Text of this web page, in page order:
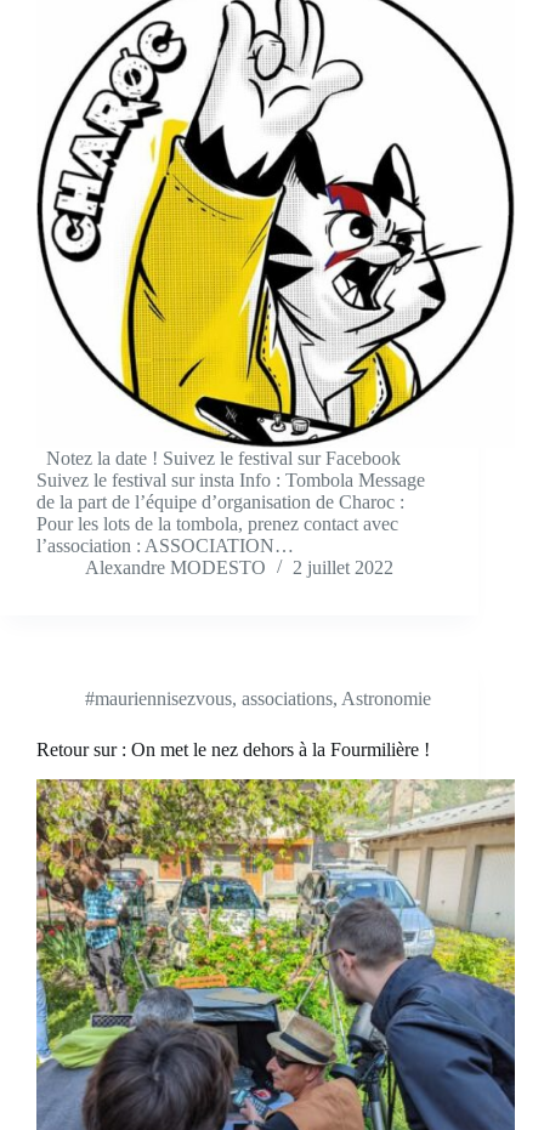
Notez la date ! Suivez le festival sur Facebook
Suivez le festival sur insta Info : Tombola Message
de la part de l’équipe d’organisation de Charoc :
Pour les lots de la tombola, prenez contact avec
l’association : ASSOCIATION…
Alexandre MODESTO
2 juillet 2022
#mauriennisezvous, associations, Astronomie
Retour sur : On met le nez dehors à la Fourmilière !